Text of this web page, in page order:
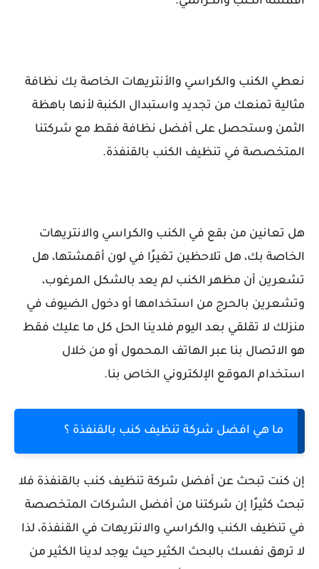
نعطي الكنب والكراسي والأنتريهات الخاصة بك نظافة
مثالية تمنعك من تجديد واستبدال الكنبة لأنها باهظة
الثمن وستحصل على أفضل نظافة فقط مع شركتنا
المتخصصة في تنظيف الكنب بالقنفذة.
هل تعانين من بقع في الكنب والكراسي والانتريهات
الخاصة بك، هل تلاحظين تغيرًا في لون أقمشتها، هل
تشعرين أن مظهر الكنب لم يعد بالشكل المرغوب،
وتشعرين بالحرج من استخدامها أو دخول الضيوف في
منزلك لا تقلقي بعد اليوم فلدينا الحل كل ما عليك فقط
هو الاتصال بنا عبر الهاتف المحمول أو من خلال
استخدام الموقع الإلكتروني الخاص بنا.
ما هي افضل شركة تنظيف كنب بالقنفذة ؟
إن كنت تبحث عن أفضل شركة تنظيف كنب بالقنفذة فلا
تبحث كثيرًا إن شركتنا من أفضل الشركات المتخصصة
في تنظيف الكنب والكراسي والانتريهات في القنفذة، لذا
لا ترهق نفسك بالبحث الكثير حيث يوجد لدينا الكثير من